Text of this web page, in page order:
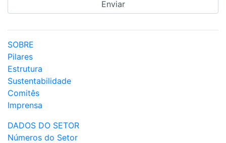
SOBRE
Pilares
Estrutura
Sustentabilidade
Comitês
Imprensa
DADOS DO SETOR
Números do Setor